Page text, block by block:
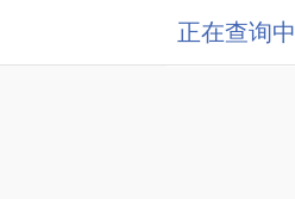
正在查询中